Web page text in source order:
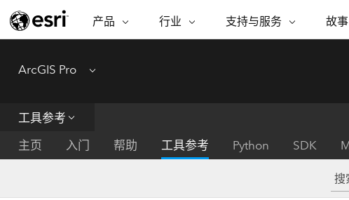
产品
ARCGIS
完整的 SaaS 制图平台
功能
将位置引入分
集成、编辑
行业
行业
保护
州和地方政府
专题
基
支持与服务
支持与服务 故事
ESRI
现
客
ArcGIS Pro Menu
工具参考
主页
入门 帮助 工具参考 Python SDK